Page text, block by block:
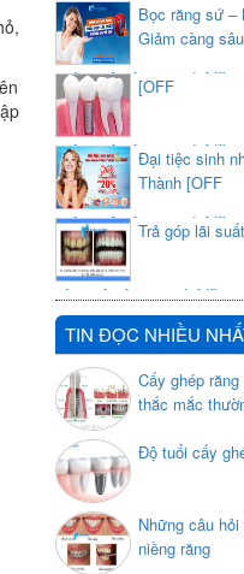
Bọc răng sứ –
Giảm càng
[OFF
Cơ hội lớn cho khách hàng
Đại tiệc sinh
Thành [OFF
chi phí thẩm mỹ nha khoa
Trả góp lãi suất
– Thẩm mỹ nha khoa –
TIN ĐỌC NHIỀU
Cấy ghép
thắc mắc
Độ tuổi cấy
Những câu
niềng răng